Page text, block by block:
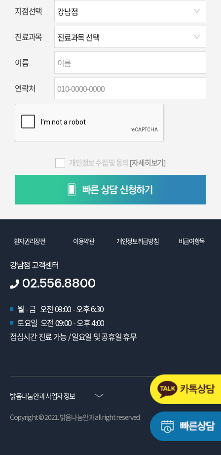
지점선택
진료과목
이름
연락처
개인정보 수집 및 동의[자세히보기]
환자권리장전 이용약관 개인정보취급방침 비급여항목
강남점 고객센터
02.556.8800
월 - 금 오전 09:00 - 오후 6:30
토요일 오전 09:00 - 오후 4:00
점심시간 진료 가능 / 일요일 및 공휴일 휴무
밝음나눔안과 사업자 정보
Copyright © 2021. 밝음나눔안과 all right reserved